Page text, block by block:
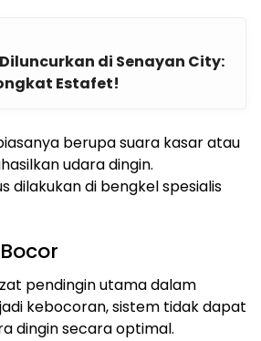
di Senayan City:
Estafet!
berupa suara kasar atau
udara dingin.
dilakukan di bengkel spesialis
pendingin utama dalam
kebocoran, sistem tidak dapat
dingin secara optimal.